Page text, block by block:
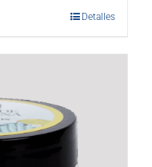
Detalles